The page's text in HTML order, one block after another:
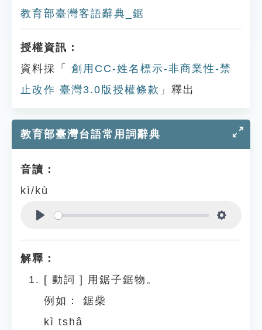
教育部臺灣客語辭典_鋸
授權資訊：
資料採「
創用CC-姓名標示-非商業性-禁
止改作 臺灣3.0版授權條款 」釋出
教育部臺灣台語常用詞辭典
音讀：
kì/kù
解釋：
[ 動詞 ] 用鋸子鋸物。
例如：
鋸柴
kì tshâ